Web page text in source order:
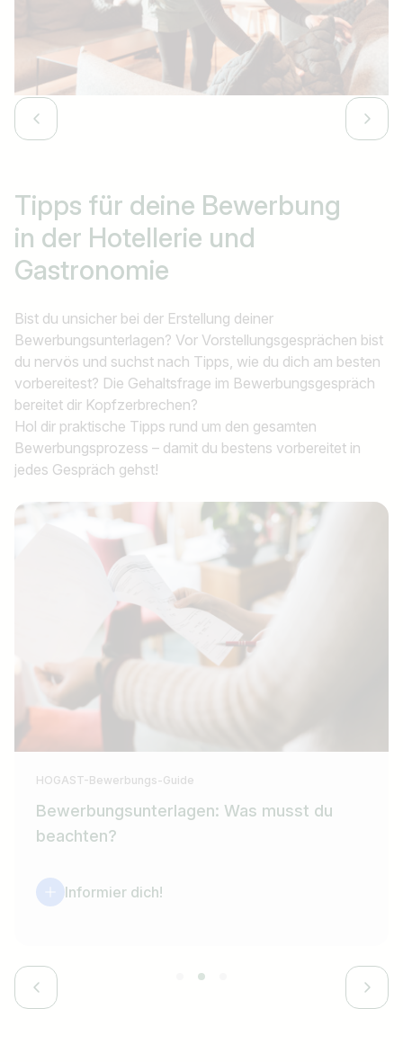
Tipps für deine Bewerbung
in der Hotellerie und
Gastronomie
Bist du unsicher bei der Erstellung deiner
Bewerbungsunterlagen? Vor Vorstellungsgesprächen bist
du nervös und suchst nach Tipps, wie du dich am besten
vorbereitest? Die Gehaltsfrage im Bewerbungsgespräch
bereitet dir Kopfzerbrechen?
Hol dir praktische Tipps rund um den gesamten
Bewerbungsprozess – damit du bestens vorbereitet in
jedes Gespräch gehst!
HOGAST-Bewerbungs-Guide
Bewerbungsunterlagen: Was musst du
beachten?
Informier dich!
z.B. Österreich
Jobs finden